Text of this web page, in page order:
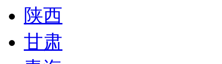
陕西
甘肃